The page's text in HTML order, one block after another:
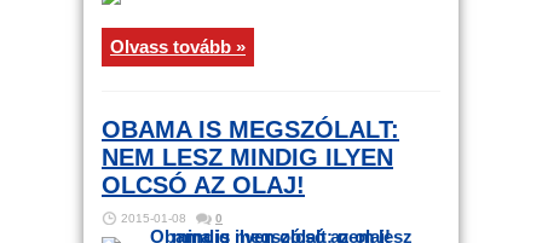
Olvass tovább »
OBAMA IS MEGSZÓLALT:
NEM LESZ MINDIG ILYEN
OLCSÓ AZ OLAJ!
2015-01-08 0